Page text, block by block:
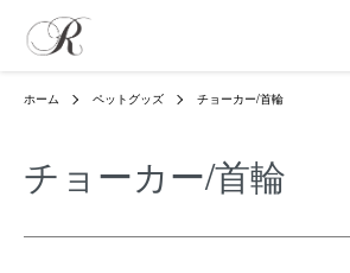
ホーム ペットグッズ チョーカー/首輪
チョーカー/首輪